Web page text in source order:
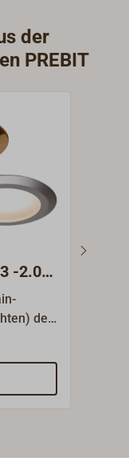
der
PREBIT
-2.0
der
3-